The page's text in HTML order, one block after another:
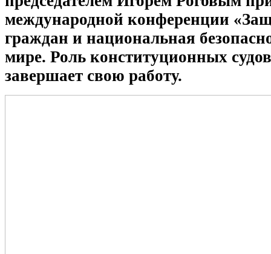
международной конференции
граждан и национальная
мире. Роль конституционных
завершает свою работу.